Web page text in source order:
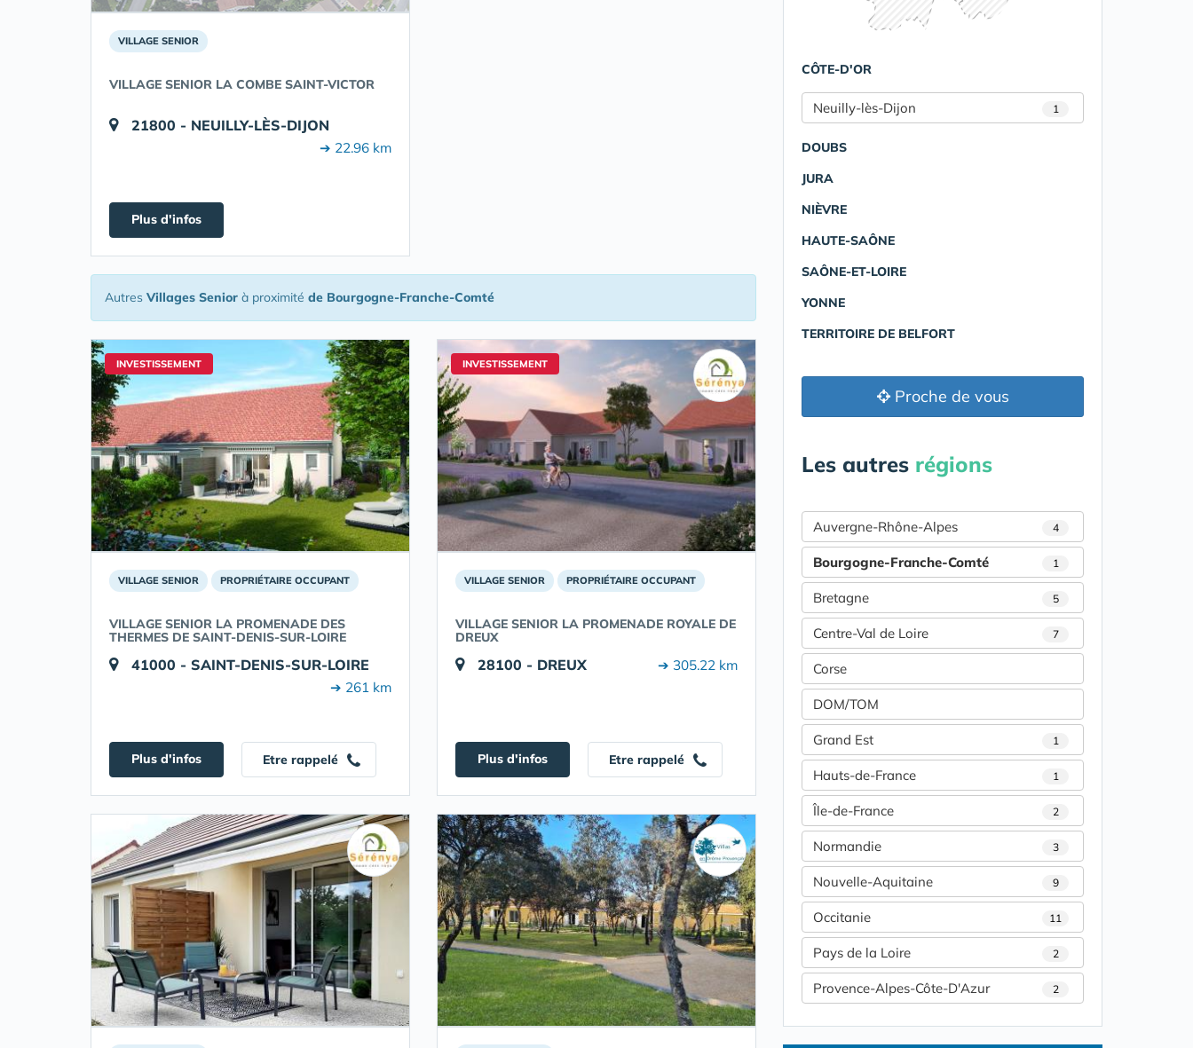
VILLAGE SENIOR
VILLAGE SENIOR LA COMBE SAINT-VICTOR
21800 - NEUILLY-LÈS-DIJON
➔ 22.96 km
Plus d'infos
Autres Villages Senior à proximité de Bourgogne-Franche-Comté
INVESTISSEMENT
VILLAGE SENIOR PROPRIÉTAIRE OCCUPANT
VILLAGE SENIOR LA PROMENADE DES
THERMES DE SAINT-DENIS-SUR-LOIRE
41000 - SAINT-DENIS-SUR-LOIRE
➔ 261 km
Plus d'infos Etre rappelé
INVESTISSEMENT
VILLAGE SENIOR PROPRIÉTAIRE OCCUPANT
VILLAGE SENIOR LA PROMENADE ROYALE DE
DREUX
28100 - DREUX ➔ 305.22 km
Plus d'infos Etre rappelé
CÔTE-D'OR
Neuilly-lès-Dijon 1
DOUBS
JURA
NIÈVRE
HAUTE-SAÔNE
SAÔNE-ET-LOIRE
YONNE
TERRITOIRE DE BELFORT
Proche de vous
Les autres régions
Auvergne-Rhône-Alpes 4
Bourgogne-Franche-Comté 1
Bretagne 5
Centre-Val de Loire 7
Corse
DOM/TOM
Grand Est 1
Hauts-de-France 1
Île-de-France 2
Normandie 3
Nouvelle-Aquitaine 9
Occitanie 11
Pays de la Loire 2
Provence-Alpes-Côte-D'Azur 2